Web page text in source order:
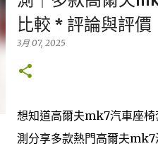
比較 * 評論與評價
3月 07, 2025
想知道高爾夫mk7汽車座
測分享多款熱門高爾夫